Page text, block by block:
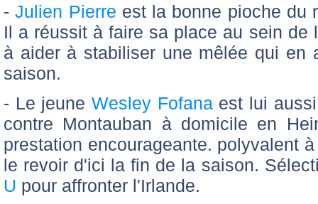
-Julien Pierre est la bonne pioche du
Il a réussit à faire sa place au sein de
à aider à stabiliser une mêlée qui en
saison.
- Le jeune Wesley Fofanaest lui aussi
contre Montauban à domicile en
prestation encourageante. polyvalent
le revoir d'ici la fin de la saison.
U pour affronter l'Irlande.